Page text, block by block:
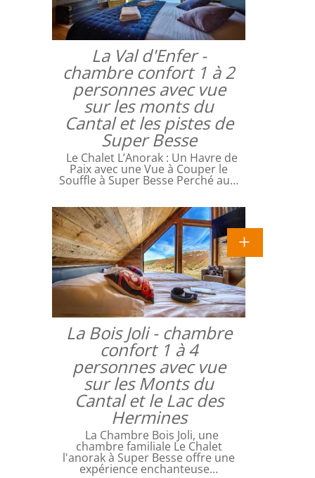
La Val d'Enfer -
chambre confort 1 à 2
personnes avec vue
sur les monts du
Cantal et les pistes de
Super Besse
Le Chalet L’Anorak : Un Havre de
Paix avec une Vue à Couper le
Souffle à Super Besse Perché au…
La Bois Joli - chambre
confort 1 à 4
personnes avec vue
sur les Monts du
Cantal et le Lac des
Hermines
La Chambre Bois Joli, une
chambre familiale Le Chalet
l'anorak à Super Besse offre une
expérience enchanteuse…